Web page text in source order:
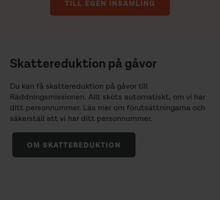
TILL EGEN INSAMLING
Skattereduktion på gåvor
Du kan få skattereduktion på gåvor till
Räddningsmissionen. Allt sköts automatiskt, om vi har
ditt personnummer. Läs mer om förutsättningarna och
säkerställ att vi har ditt personnummer.
OM SKATTEREDUKTION